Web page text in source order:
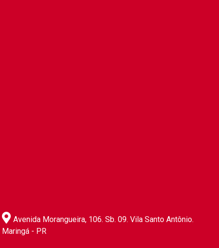
Avenida Morangueira, 106. Sb. 09. Vila Santo Antônio.
Maringá - PR